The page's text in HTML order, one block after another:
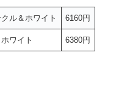
ル＆ホワイト 6160円
ワイト 6380円